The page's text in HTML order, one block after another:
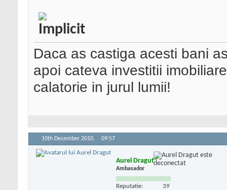
Daca as castiga acesti bani
apoi cateva investitii
calatorie in jurul lumii!
10th December 2010, 09:57
Aurel Dragut
Ambasador
Reputatie: 39